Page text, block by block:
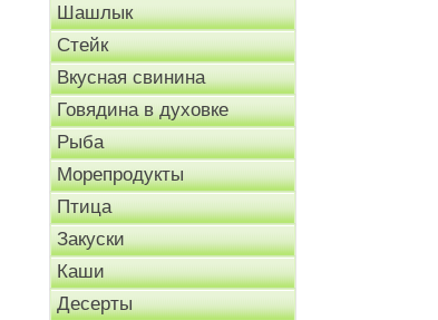
Шашлык
Стейк
Вкусная свинина
Говядина в духовке
Рыба
Морепродукты
Птица
Закуски
Каши
Десерты